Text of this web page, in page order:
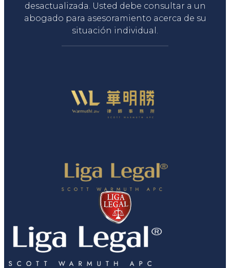
desactualizada. Usted debe consultar a un
abogado para asesoramiento acerca de su
situación individual.